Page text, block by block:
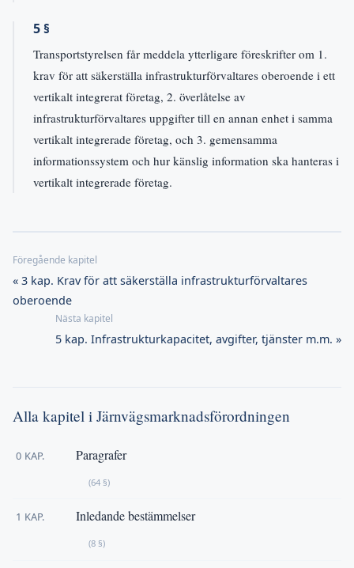
5 §
Transportstyrelsen får meddela ytterligare föreskrifter om 1.
krav för att säkerställa infrastrukturförvaltares oberoende i ett
vertikalt integrerat företag, 2. överlåtelse av
infrastrukturförvaltares uppgifter till en annan enhet i samma
vertikalt integrerade företag, och 3. gemensamma
informationssystem och hur känslig information ska hanteras i
vertikalt integrerade företag.
« 3 kap. Krav för att säkerställa infrastrukturförvaltares
oberoende
5 kap. Infrastrukturkapacitet, avgifter, tjänster m.m. »
Alla kapitel i Järnvägsmarknadsförordningen
0 KAP. Paragrafer
(64 §)
1 KAP. Inledande bestämmelser
(8 §)